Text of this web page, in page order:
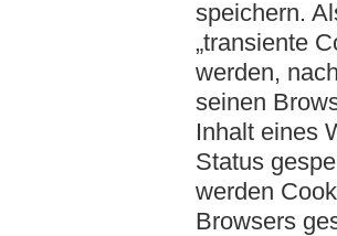
speichern.
„transiente
werden,
seinen
Inhalt eines
Status
werden
Browsers